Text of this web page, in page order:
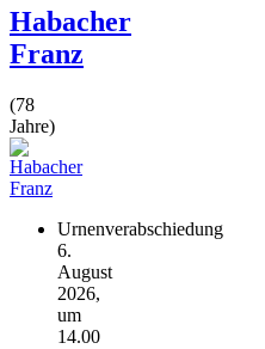
Habacher
Franz
(78
Jahre)
Urnenverabschiedung
6.
August
2026,
um
14.00